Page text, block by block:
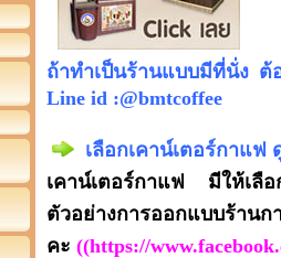
ถ้าทำเป็นร้านแบบมีที่นั่ง ต้
Line id :@bmtcoffee
เลือกเคาน์เตอร์กาแ
เคาน์เตอร์กาแฟ มีให้เลื
ตัวอย่างการออ
คะ ((https://